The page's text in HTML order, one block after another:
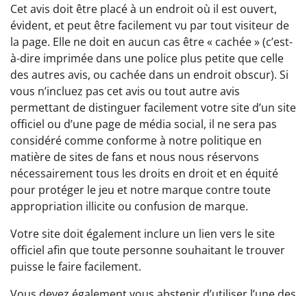
Cet avis doit être placé à un endroit où il est ouvert,
évident, et peut être facilement vu par tout visiteur de
la page. Elle ne doit en aucun cas être « cachée » (c’est-
à-dire imprimée dans une police plus petite que celle
des autres avis, ou cachée dans un endroit obscur). Si
vous n’incluez pas cet avis ou tout autre avis
permettant de distinguer facilement votre site d’un site
officiel ou d’une page de média social, il ne sera pas
considéré comme conforme à notre politique en
matière de sites de fans et nous nous réservons
nécessairement tous les droits en droit et en équité
pour protéger le jeu et notre marque contre toute
appropriation illicite ou confusion de marque.
Votre site doit également inclure un lien vers le site
officiel afin que toute personne souhaitant le trouver
puisse le faire facilement.